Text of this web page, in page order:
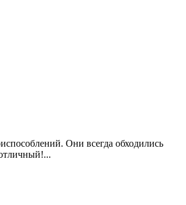
Они всегда обходились